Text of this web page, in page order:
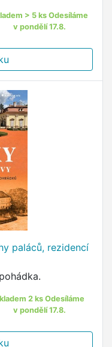
> 5 ks Odesíláme
v pondělí 17.8.
paláců, rezidencí
2 ks Odesíláme
v pondělí 17.8.